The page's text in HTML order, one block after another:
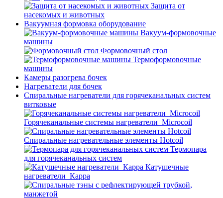
Защита от
насекомых и животных
Вакуумная формовка оборудование
Вакуум-формовочные
машины
Формовочный стол
Термоформовочные
машины
Камеры разогрева бочек
Нагреватели для бочек
Спиральные нагреватели для горячеканальных систем
витковые
Горячеканальные системы нагреватели_Microcoil
Спиральные нагревательные элементы Hotcoil
Термопара
для горячеканальных систем
Катушечные
нагреватели_Карра